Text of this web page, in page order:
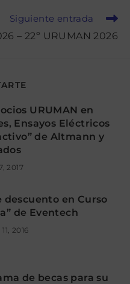
Siguiente entrada
– 22º URUMAN 2026
URUMAN en
Ensayos Eléctricos
de Altmann y
2017
descuento en Curso
de Eventech
2016
de becas para su